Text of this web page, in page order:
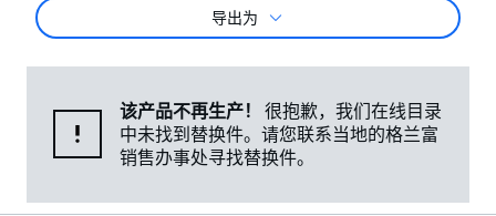
导出为
该产品不再生产！
很抱歉，我们在线目录
中未找到替换件。请您联系当地的格兰富
销售办事处寻找替换件。